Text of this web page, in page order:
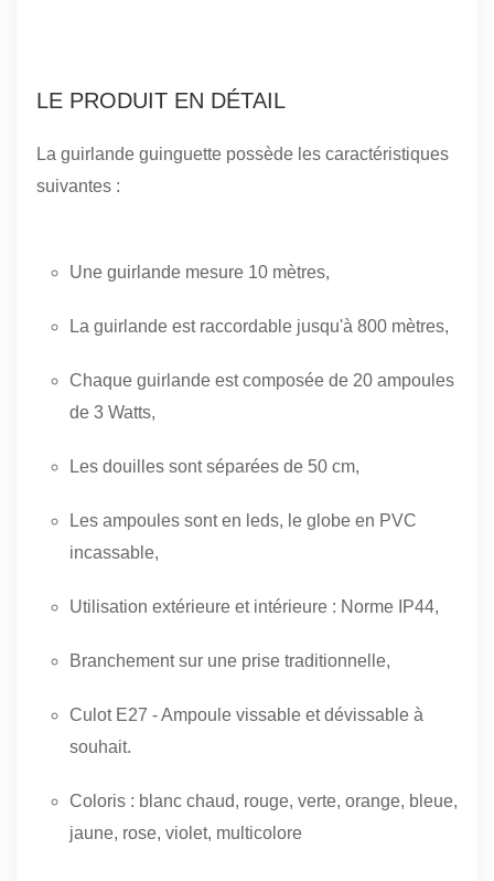
LE PRODUIT EN DÉTAIL
La guirlande guinguette possède les caractéristiques
suivantes :
Une guirlande mesure 10 mètres,
La guirlande est raccordable jusqu'à 800 mètres,
Chaque guirlande est composée de 20 ampoules
de 3 Watts,
Les douilles sont séparées de 50 cm,
Les ampoules sont en leds, le globe en PVC
incassable,
Utilisation extérieure et intérieure : Norme IP44,
Branchement sur une prise traditionnelle,
Culot E27 - Ampoule vissable et dévissable à
souhait.
Coloris : blanc chaud, rouge, verte, orange, bleue,
jaune, rose, violet, multicolore